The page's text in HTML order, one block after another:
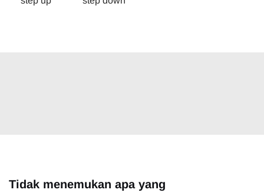
Tidak menemukan apa yang